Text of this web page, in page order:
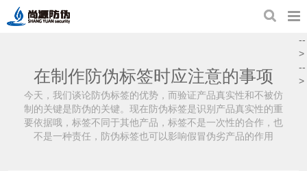
在制作防伪标签时应注意的事项
今天，我们谈论防伪标签的优势，而验证产品真实性和不被仿
制的关键是防伪的关键。现在防伪标签是识别产品真实性的重
要依据哦，标签不同于其他产品，标签不是一次性的合作，也
不是一种责任，防伪标签也可以影响假冒伪劣产品的作用
--
>
--
>